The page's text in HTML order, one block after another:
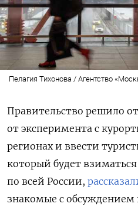
Пелагия Тихонова / Агентство
Правительство решило
от эксперимента с
регионах и ввести
который будет
по всей России,
знакомые с обсуждением